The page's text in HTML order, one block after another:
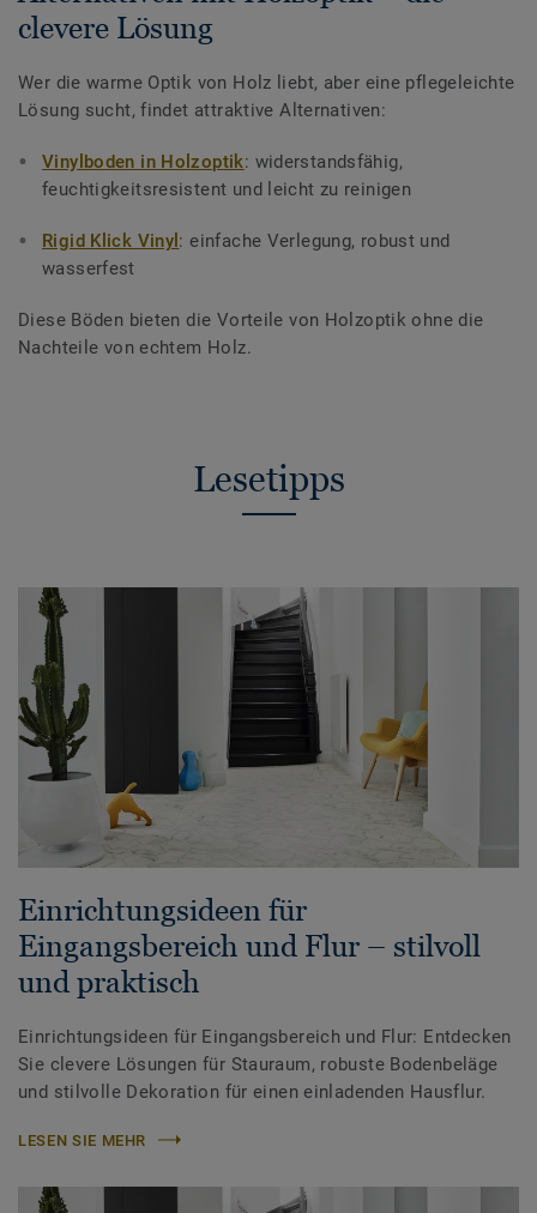
clevere Lösung
Wer die warme Optik von Holz liebt, aber eine pflegeleichte
Lösung sucht, findet attraktive Alternativen:
Vinylboden in Holzoptik: widerstandsfähig,
feuchtigkeitsresistent und leicht zu reinigen
Rigid Klick Vinyl : einfache Verlegung, robust und
wasserfest
Diese Böden bieten die Vorteile von Holzoptik ohne die
Nachteile von echtem Holz.
Lesetipps
Einrichtungsideen für
Eingangsbereich und Flur – stilvoll
und praktisch
Einrichtungsideen für Eingangsbereich und Flur: Entdecken
Sie clevere Lösungen für Stauraum, robuste Bodenbeläge
und stilvolle Dekoration für einen einladenden Hausflur.
LESEN SIE MEHR